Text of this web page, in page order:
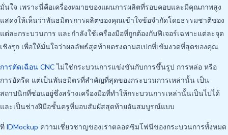
มั่นใจ เพราะนี่คือเครื่องหมายของแผนการผลิตที่รอบคอบและมีคุณภาพสูง
แสดงให้เห็นว่าพันธมิตรการผลิตของคุณเข้าใจข้อจำกัดโดยธรรมชาติของ
แต่ละกระบวนการ และกำลังใช้เครื่องมือที่ถูกต้องกับฟีเจอร์เฉพาะแต่ละจุด
เชิงรุก เพื่อให้มั่นใจว่าผลลัพธ์สุดท้ายตรงตามสเปกที่เข้มงวดที่สุดของคุณ
การตัดเฉือน CNCไม่ใช่กระบวนการแข่งขันกับการขึ้นรูป การหล่อ หรือ
การอัดรีด แต่เป็นพันธมิตรที่สำคัญที่สุดของกระบวนการเหล่านั้น เป็น
สถาปนิกที่ซ่อนอยู่ซึ่งสร้างเครื่องมือที่ทำให้กระบวนการเหล่านั้นเป็นไปได้
และเป็นช่างฝีมือชั้นครูที่มอบสัมผัสสุดท้ายอันสมบูรณ์แบบ
ที่ IDMockup ความเชี่ยวชาญของเราตลอดซิมโฟนีของกระบวนการทั้งหมด